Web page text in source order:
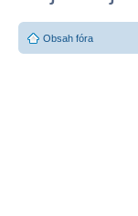
Obsah fóra